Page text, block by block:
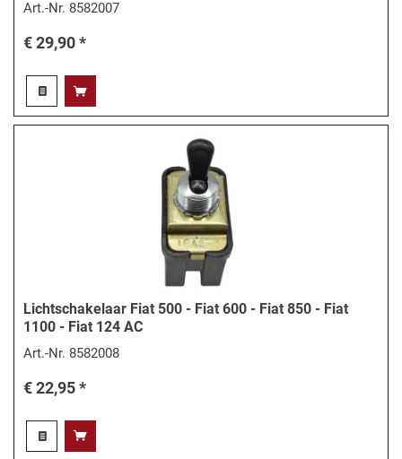
Art.-Nr. 8582007
€ 29,90 *
Lichtschakelaar Fiat 500 - Fiat 600 - Fiat 850 - Fiat
1100 - Fiat 124 AC
Art.-Nr. 8582008
€ 22,95 *